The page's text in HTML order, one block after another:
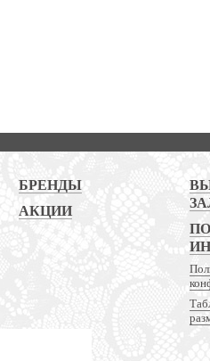
БРЕНДЫ
АКЦИИ